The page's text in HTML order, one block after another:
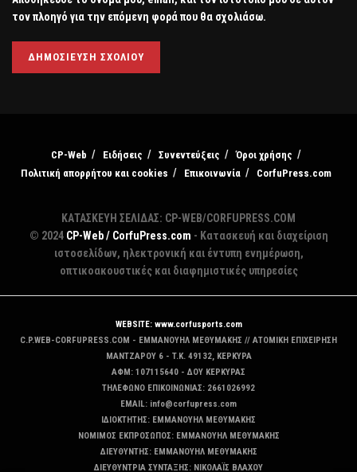
τον πλοηγό για την επόμενη φορά που θα σχολιάσω.
CP-Web Ειδήσεις Συνεντεύξεις
Όροι χρήσης
Πολιτική απορρήτου και cookies
Επικοινωνία CorfuPress.com
ΚΑΤΑΣΚΕΥΗ ΣΕΛΙΔΑΣ: CP-WEB/CORFUPRESS.COM
© 2024 CP-Web / CorfuPress.com - Κατασκευή και διαχείριση
ιστοσελίδων, ηλεκτρονική και έντυπη ενημέρωση,
οπτικοακουστικές και διαφημιστικές υπηρεσίες
WEBSITE: www.corfusports.com
C.P.WEB-CORFUPRESS.COM - ΕΜΜΑΝΟΥΗΛ ΜΕΘΥΜΑΚΗΣ // ΑΤΟΜΙΚΗ ΕΠΙΧΕΙΡΗΣΗ
MANTZAΡΟΥ 6 - T.K. 49132, ΚΕΡΚΥΡΑ
ΑΦΜ: 107115640 - ΔΟΥ ΚΕΡΚΥΡΑΣ
ΤΗΛΕΦΩΝΟ ΕΠΙΚΟΙΝΩΝΙΑΣ: 2661026992
EMAIL: info@corfupress.com
ΙΔΙΟΚΤΗΤΗΣ: EMMANOYΗΛ ΜΕΘΥΜΑΚΗΣ
ΝΟΜΙΜΟΣ ΕΚΠΡΟΣΩΠΟΣ: EMMANOYΗΛ ΜΕΘΥΜΑΚΗΣ
ΔΙΕΥΘΥΝΤΗΣ: EMMANOYΗΛ ΜΕΘΥΜΑΚΗΣ
ΔΙΕΥΘΥΝΤΡΙΑ ΣΥΝΤΑΞΗΣ: ΝΙΚΟΛΑΪΣ ΒΛΑΧΟΥ